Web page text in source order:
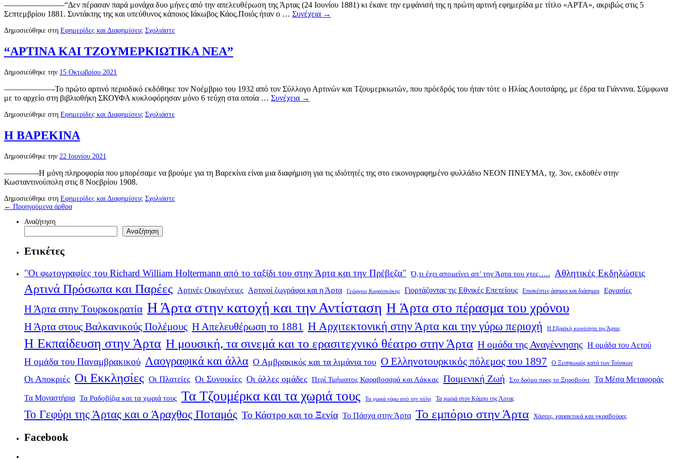
———————–“Δεν πέρασαν παρά μονάχα δυο μήνες από την απελευθέρωση της Άρτας (24 Ιουνίου 1881) κι έκανε την εμφάνισή της η πρώτη αρτινή εφημερίδα με τίτλο «ΑΡΤΑ», ακριβώς στις 5
Σεπτεμβρίου 1881. Συντάκτης της και υπεύθυνος κάποιος Ιάκωβος Κάος.Ποιός ήταν ο … Συνέχεια →
Δημοσιεύθηκε στη Εφημερίδες και Διαφημίσεις Σχολιάστε
“ΑΡΤΙΝΑ ΚΑΙ ΤΖΟΥΜΕΡΚΙΩΤΙΚΑ ΝΕΑ”
Δημοσιεύθηκε την 15 Οκτωβρίου 2021
——————-Το πρώτο αρτινό περιοδικό εκδόθηκε τον Νοέμβριο του 1932 από τον Σύλλογο Αρτινών και Τζουμερκιωτών, που πρόεδρός του ήταν τότε ο Ηλίας Λουτσάρης, με έδρα τα Γιάννινα. Σύμφωνα
με το αρχείο στη βιβλιοθήκη ΣΚΟΥΦΑ κυκλοφόρησαν μόνο 6 τεύχη στα οποία … Συνέχεια →
Δημοσιεύθηκε στη Εφημερίδες και Διαφημίσεις Σχολιάστε
Η ΒΑΡΕΚΙΝΑ
Δημοσιεύθηκε την 22 Ιουνίου 2021
————-Η μόνη πληροφορία που μπορέσαμε να βρούμε για τη Βαρεκίνα είναι μια διαφήμιση για τις ιδιότητές της στο εικονογραφημένο φυλλάδιο ΝΕΟΝ ΠΝΕΥΜΑ, τχ. 3ον, εκδοθέν στην
Κωσταντινούπολη στις 8 Νοεβρίου 1908.
Δημοσιεύθηκε στη Εφημερίδες και Διαφημίσεις Σχολιάστε
← Προηγούμενα άρθρα
Αναζήτηση
Αναζήτηση
Ετικέτες
"Οι φωτογραφίες του Richard William Holtermann από το ταξίδι του στην Άρτα και την Πρέβεζα" Ό,τι έχει απομείνει απ’ την Άρτα του χτες….. Αθλητικές Εκδηλώσεις
Αρτινά Πρόσωπα και Παρέες Αρτινές Οικογένειες Αρτινοί ζωγράφοι και η Άρτα Γεώργιος Καραϊσκάκης Γιορτάζοντας τις Εθνικές Επετείους Επισκέπτες άσημοι και διάσημοι Εργασίες
Η Άρτα στην Τουρκοκρατία Η Άρτα στην κατοχή και την Αντίσταση Η Άρτα στο πέρασμα του χρόνου
Η Άρτα στους Βαλκανικούς Πολέμους Η Απελευθέρωση το 1881 Η Αρχιτεκτονική στην Άρτα και την γύρω περιοχή Η Εβραϊκή κοινότητα της Άρτας
Η Εκπαίδευση στην Άρτα Η μουσική, τα σινεμά και το ερασιτεχνικό θέατρο στην Άρτα Η ομάδα της Αναγέννησης Η ομάδα του Αετού
Η ομάδα του Παναμβρακικού Λαογραφικά και άλλα Ο Αμβρακικός και τα λιμάνια του Ο Ελληνοτουρκικός πόλεμος του 1897 Ο Ξεσηκωμός κατά των Τούρκων
Οι Αποκριές Οι Εκκλησίες Οι Πλατείες Οι Συνοικίες Οι άλλες ομάδες Περί Τμήματος Καραβοσαρά και Λάκκας Ποιμενική Ζωή Στο δρόμο προς το Ξηροβούνι Τα Μέσα Μεταφοράς
Τα Μοναστήρια Τα Ραδοβίζια και τα χωριά τους Τα Τζουμέρκα και τα χωριά τους Τα χωριά γύρω από την πόλη Τα χωριά στον Κάμπο της Άρτας
Το Γεφύρι της Άρτας και ο Άραχθος Ποταμός Το Κάστρο και το Ξενία Το Πάσχα στην Άρτα Το εμπόριο στην Άρτα Χάρτες, χαρακτικά και γκραβούρες
Facebook